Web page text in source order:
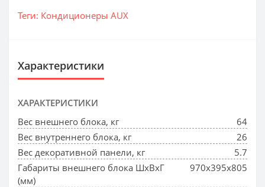
Теги: Кондиционеры AUX
Характеристики
ХАРАКТЕРИСТИКИ
Вес внешнего блока, кг
64
Вес внутреннего блока, кг
26
Вес декоративной панели, кг
5.7
Габариты внешнего блока ШхВхГ
(мм)
970x395x805